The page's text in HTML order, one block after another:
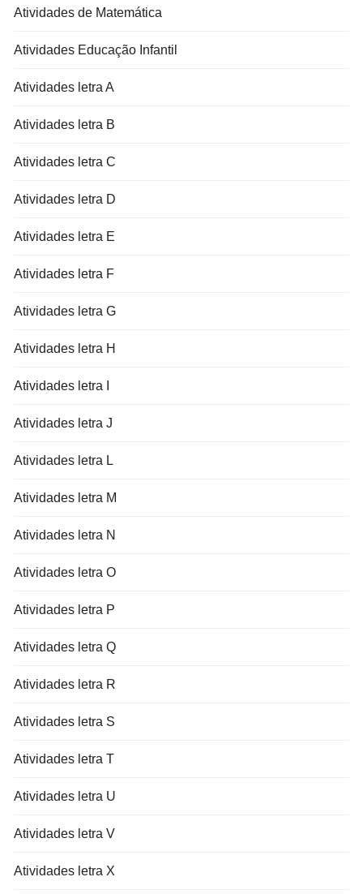
Atividades de Matemática
Atividades Educação Infantil
Atividades letra A
Atividades letra B
Atividades letra C
Atividades letra D
Atividades letra E
Atividades letra F
Atividades letra G
Atividades letra H
Atividades letra I
Atividades letra J
Atividades letra L
Atividades letra M
Atividades letra N
Atividades letra O
Atividades letra P
Atividades letra Q
Atividades letra R
Atividades letra S
Atividades letra T
Atividades letra U
Atividades letra V
Atividades letra X